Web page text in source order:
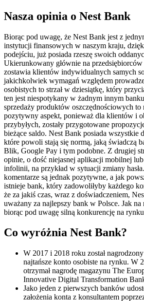
Nasza opinia o Nest Bank
Biorąc pod uwagę, że Nest Bank jest z
instytucji finansowych w naszym kraju,
podejściu, już posiada rzeszę swoich
Ukierunkowany głównie na
zostawia klientów indywidualnych samych
jakichkolwiek wymagań względem
osobistych to strzał w dziesiątkę, który
ten jest niespotykany w żadnym innym
sprzedaży produktów oszczędnościowych
pozytywny aspekt, ponieważ dla klientów i
przybyłych, zostały przygotowane
bieżące saldo. Nest Bank posiada wszystkie
które powoli stają się normą, jaką świadczą
Blik, Google Pay i tym podobne. Z drugiej
opinie, o dość niejasnej aplikacji mobilnej
infolinii, na przykład w sytuacji zmiany
komentarze są jednak pozytywne, a jak
istnieje bank, który zadowoliłyby każdego
że za jakiś czas, wraz z doświadczeniem,
uważany za najlepszy bank w Polsce. Jak na
biorąc pod uwagę silną konkurencję na
Co wyróżnia Nest Bank?
W 2017 i 2018 roku został
najtańsze konto osobiste na rynku. W
otrzymał nagrodę magazynu The
Innovative Digital Transformation
Jako jeden z pierwszych banków
założenia konta z konsultantem